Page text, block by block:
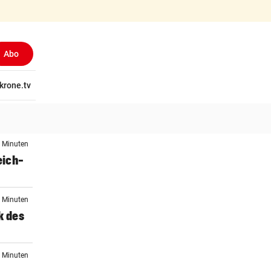
Abo
krone.tv
Minuten
Minuten
des
Minuten